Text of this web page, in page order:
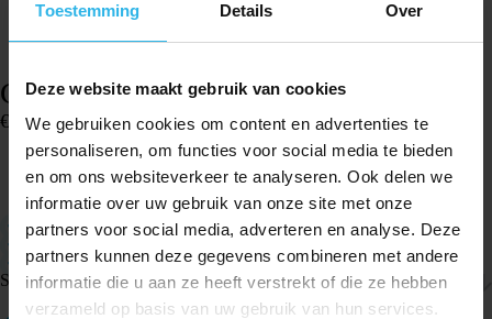
Toestemming Details Over
Deze website maakt gebruik van cookies
We gebruiken cookies om content en advertenties te
personaliseren, om functies voor social media te bieden
en om ons websiteverkeer te analyseren. Ook delen we
informatie over uw gebruik van onze site met onze
partners voor social media, adverteren en analyse. Deze
partners kunnen deze gegevens combineren met andere
informatie die u aan ze heeft verstrekt of die ze hebben
verzameld op basis van uw gebruik van hun services.
Cinturino orologio Spotter – Blu
€ 14,82
Disponibile
Aggiungi al carrello
Compatibile con lo Spotter GPS Watch
Taglia piccola: il cinturino è di 17 centímetros (orologio 4,5 cm)
Facile da regolare
Spedizione e resi